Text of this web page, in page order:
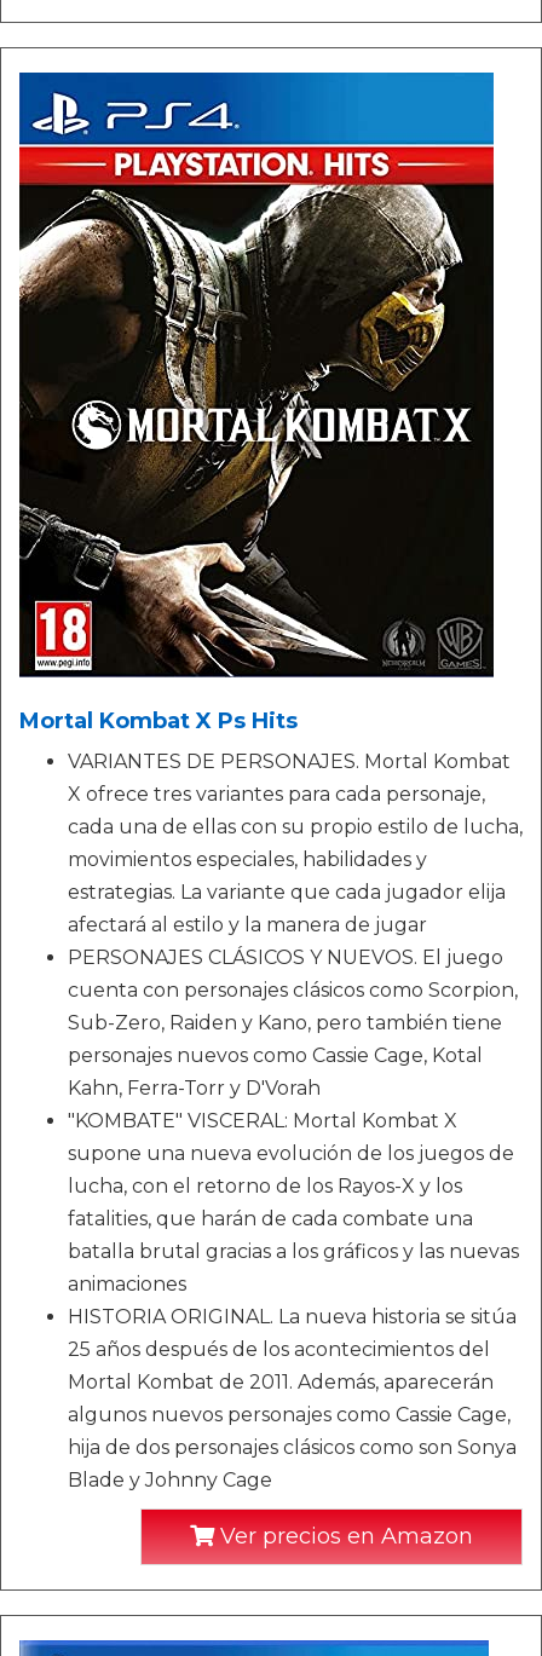
Mortal Kombat X Ps Hits
VARIANTES DE PERSONAJES. Mortal Kombat
X ofrece tres variantes para cada personaje,
cada una de ellas con su propio estilo de lucha,
movimientos especiales, habilidades y
estrategias. La variante que cada jugador elija
afectará al estilo y la manera de jugar
PERSONAJES CLÁSICOS Y NUEVOS. El juego
cuenta con personajes clásicos como Scorpion,
Sub-Zero, Raiden y Kano, pero también tiene
personajes nuevos como Cassie Cage, Kotal
Kahn, Ferra-Torr y D'Vorah
"KOMBATE" VISCERAL: Mortal Kombat X
supone una nueva evolución de los juegos de
lucha, con el retorno de los Rayos-X y los
fatalities, que harán de cada combate una
batalla brutal gracias a los gráficos y las nuevas
animaciones
HISTORIA ORIGINAL. La nueva historia se sitúa
25 años después de los acontecimientos del
Mortal Kombat de 2011. Además, aparecerán
algunos nuevos personajes como Cassie Cage,
hija de dos personajes clásicos como son Sonya
Blade y Johnny Cage
Ver precios en Amazon